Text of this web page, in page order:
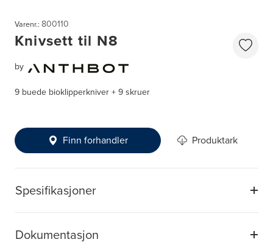
Spesifikasjoner
Dokumentasjon
Varenr.: 800110
Knivsett til N8
by
9 buede bioklipperkniver + 9 skruer
Finn forhandler Produktark